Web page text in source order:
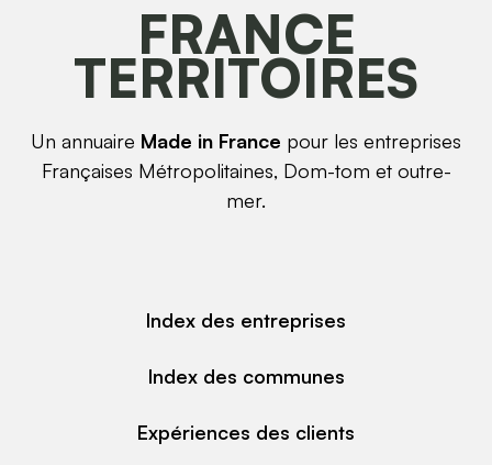
FRANCE
TERRITOIRES
Un annuaire Made in France pour les entreprises
Françaises Métropolitaines, Dom-tom et outre-
mer.
Index des entreprises
Index des communes
Expériences des clients